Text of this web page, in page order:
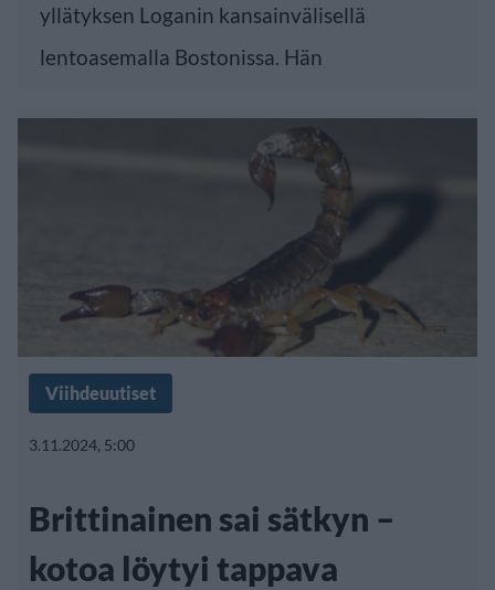
yllätyksen Loganin kansainvälisellä
lentoasemalla Bostonissa. Hän
Viihdeuutiset
3.11.2024, 5:00
Brittinainen sai sätkyn –
kotoa löytyi tappava